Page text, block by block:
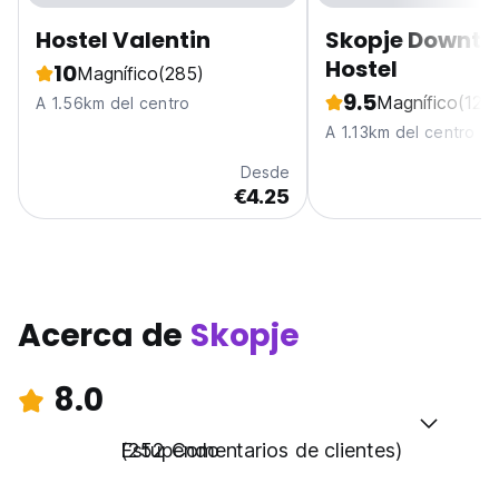
Hostel Valentin
10Magnífico(285)
A 1.56km del centro
Desde
€4.25
Skopje
Hostel
9.5Magnífico(121)
A 1.13km del centro
Acerca de Skopje
8.0
Estupendo
(252 Comentarios de clientes)